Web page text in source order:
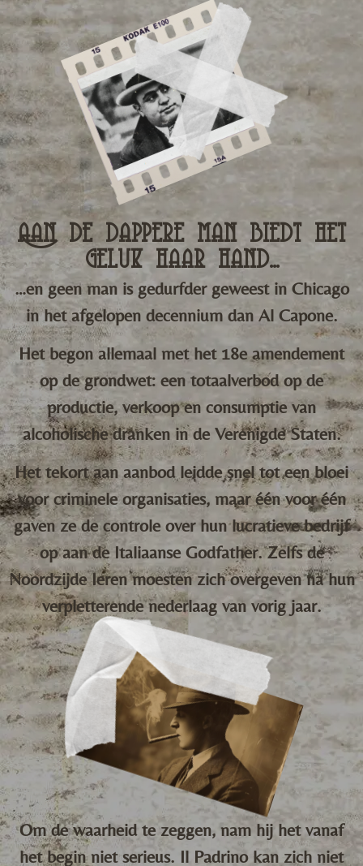
Aan de dappere man biedt het
geluk haar hand...
…en geen man is gedurfder geweest in Chicago
in het afgelopen decennium dan Al Capone.
Het begon allemaal met het 18e amendement
op de grondwet: een totaalverbod op de
productie, verkoop en consumptie van
alcoholische dranken in de Verenigde Staten.
Het tekort aan aanbod leidde snel tot een bloei
voor criminele organisaties, maar één voor één
gaven ze de controle over hun lucratieve bedrijf
op aan de Italiaanse Godfather. Zelfs de
Noordzijde Ieren moesten zich overgeven na hun
verpletterende nederlaag van vorig jaar.
Om de waarheid te zeggen, nam hij het vanaf
het begin niet serieus. Il Padrino kan zich niet